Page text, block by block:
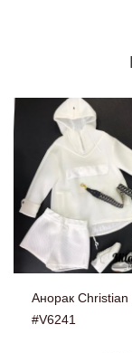
Анорак Christian
#V6241